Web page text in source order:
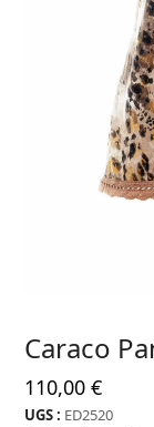
Caraco
110,00€
UGS : ED2520